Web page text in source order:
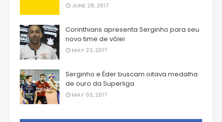
JUNE 28, 2017
Corinthians apresenta Serginho para seu
novo time de vôlei
MAY 23, 2017
Serginho e Éder buscam oitava medalha
de ouro da Superliga
MAY 03, 2017